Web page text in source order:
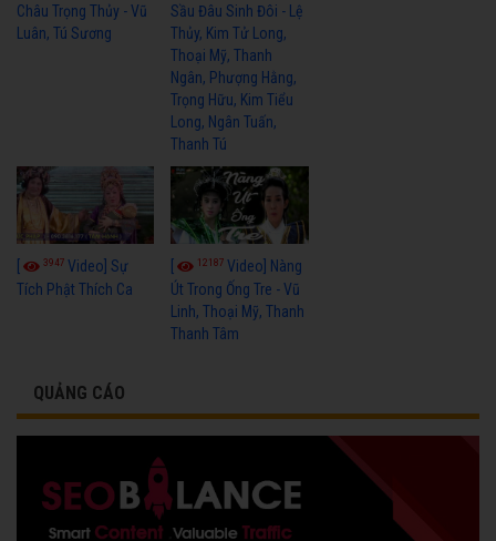
Châu Trọng Thủy - Vũ
Luân, Tú Sương
Sầu Đâu Sinh Đôi - Lệ
Thủy, Kim Tử Long,
Thoại Mỹ, Thanh
Ngân, Phượng Hằng,
Trọng Hữu, Kim Tiểu
Long, Ngân Tuấn,
Thanh Tú
[ 3947 Video] Sự
Tích Phật Thích Ca
[ 12187Video] Nàng
Út Trong Ống Tre - Vũ
Linh, Thoại Mỹ, Thanh
Thanh Tâm
QUẢNG CÁO